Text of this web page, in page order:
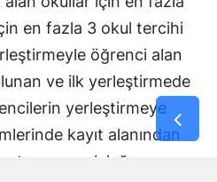
en fazla 3 okul tercihi
öğrenci alan
ve ilk yerleştirmede
yerleştirmeye
kayıt alanından
etme zorunluluğu